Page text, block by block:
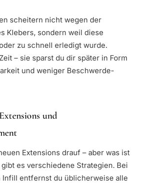
scheitern nicht wegen der
Klebers, sondern weil diese
zu schnell erledigt wurde.
– sie sparst du dir später in Form
und weniger Beschwerde-
und
Extensions drauf – aber was ist
es verschiedene Strategien. Bei
Infill entfernst du üblicherweise alle